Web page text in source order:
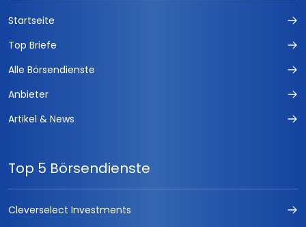
Startseite
Top Briefe
Alle Börsendienste
Anbieter
Artikel & News
Top 5 Börsendienste
Cleverselect Investments